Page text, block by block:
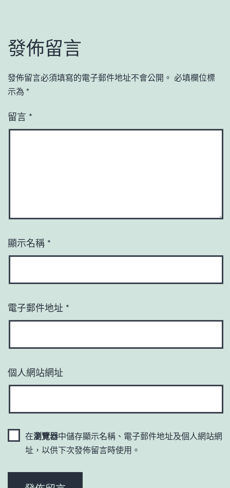
發佈留言
發佈留言必須填寫的電子郵件地址不會公開。 必填欄位標
示為 *
留言 *
顯示名稱 *
電子郵件地址 *
個人網站網址
在瀏覽器中儲存顯示名稱、電子郵件地址及個人網站網
址，以供下次發佈留言時使用。